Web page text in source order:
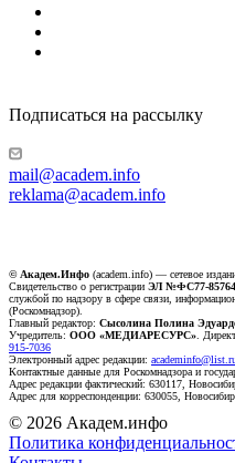
Подписаться на рассылку
mail@academ.info
reklama@academ.info
© Академ.Инфо (academ.info) — сетевое
Свидетельство о регистрации ЭЛ №ФС77-85764
службой по надзору в сфере связи,
(Роскомнадзор).
Главный редактор: Сысолина Полина
Учредитель: ООО «МЕДИАРЕСУРС» .
915-7036
Электронный адрес редакции:
Контактные данные для Роскомнадзора и
Адрес редакции фактический: 630117,
Адрес для корреспонденции: 630055,
© 2026 Академ.инфо
Политика